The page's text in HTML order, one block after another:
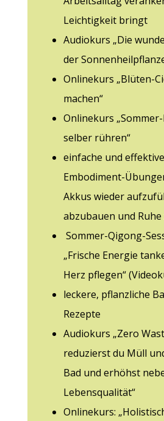
Leichtigkeit bringt
Audiokurs „Die
der
Onlinekurs „Blüten-
machen“
Onlinekurs
selber rühren“
einfache und effektive
Embodiment-
Akkus wieder
abzubauen und
Sommer-Qigong-
„Frische Energie
Herz pflegen“
leckere, pflanzliche
Rezepte
Audiokurs „Zero
reduzierst du Müll
Bad und erhöhst
Lebensqualität“
Onlinekurs: